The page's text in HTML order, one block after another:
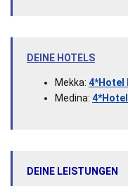
DEINE HOTELS
Mekka: 4*Hotel
Medina:
DEINE LEISTUNGEN